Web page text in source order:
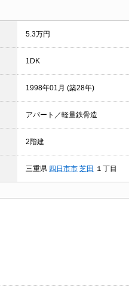
5.3万円
1DK
1998年01月 (築28年)
アパート／軽量鉄骨造
2階建
三重県 四日市市 芝田 １丁目